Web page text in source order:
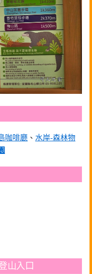
咖啡廳 、 水岸-森林物
山入口